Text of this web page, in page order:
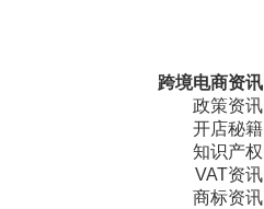
跨境电商资讯
政策资讯
开店秘籍
知识产权
VAT资讯
商标资讯